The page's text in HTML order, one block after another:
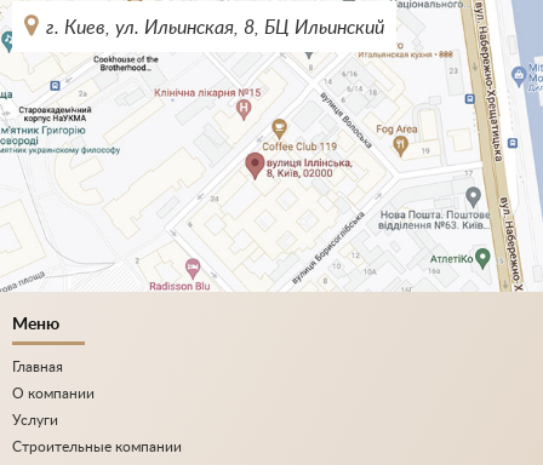
г. Киев, ул. Ильинская, 8, БЦ Ильинский
Меню
Главная
О компании
Услуги
Строительные компании